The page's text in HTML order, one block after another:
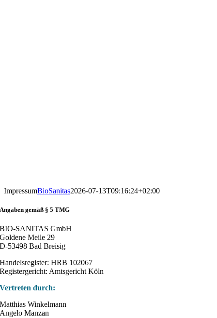
ImpressumBioSanitas2026-07-13T09:16:24+02:00
Angaben gemäß § 5 TMG
BIO-SANITAS GmbH
Goldene Meile 29
D-53498 Bad Breisig
Handelsregister: HRB 102067
Registergericht: Amtsgericht Köln
Vertreten durch:
Matthias Winkelmann
Angelo Manzan